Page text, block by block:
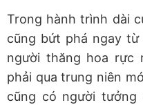
Trong hành trình dài
cũng bứt phá ngay
người thăng hoa rực
phải qua trung niên
cũng có người tưởng